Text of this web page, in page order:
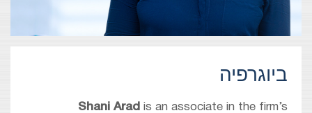
ביוגרפיה
Shani Arad is an associate in the firm’s